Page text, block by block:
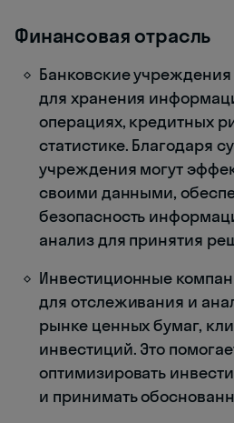
Финансовая отрасль
Банковские
для хранения
операциях, кредитных
статистике. Благодаря
учреждения могут
своими данными,
безопасность
анализ для принятия
Инвестиционные
для отслеживания и
рынке ценных бумаг,
инвестиций. Это
оптимизировать
и принимать